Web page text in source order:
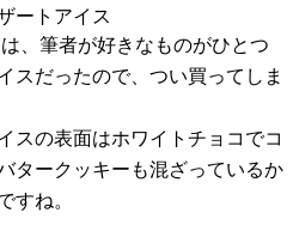
ートアイス
、筆者が好きなものがひとつ
スだったので、つい買ってしま
スの表面はホワイトチョコでコ
タークッキーも混ざっているか
すね。